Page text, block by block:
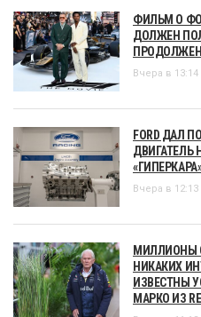
ФИЛЬМ О
ДОЛЖЕН
Вчера в 13:14
FORD ДАЛ
ДВИГАТЕЛЬ
Вчера в 12:13
МИЛЛИОНЫ
НИКАКИХ
ИЗВЕСТНЫ
МАРКО ИЗ